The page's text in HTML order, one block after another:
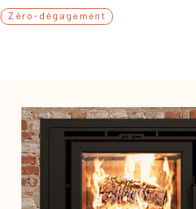
Zéro-dégagement